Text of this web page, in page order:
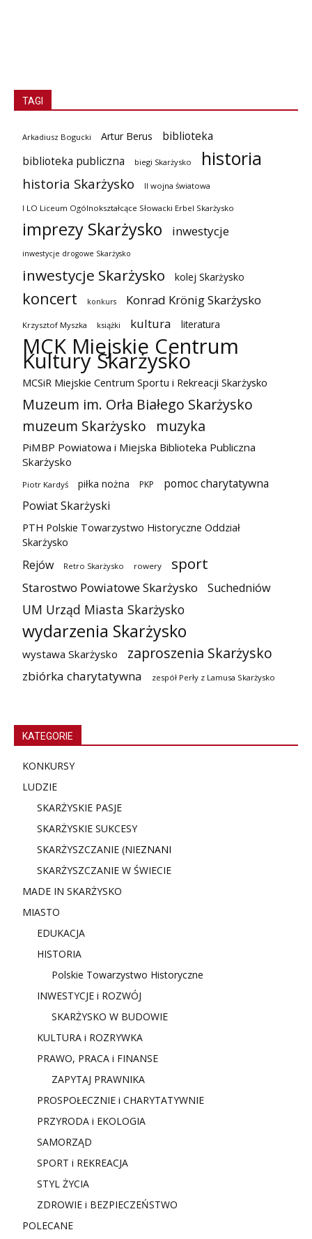
TAGI
Arkadiusz Bogucki Artur Berus
biblioteka
biblioteka publiczna
biegi Skarżysko historia
historia Skarżysko II wojna światowa
I LO Liceum Ogólnokształcące Słowacki Erbel Skarżysko
imprezy Skarżysko inwestycje
inwestycje drogowe Skarżysko
inwestycje Skarżysko kolej Skarżysko
koncert konkurs Konrad Krönig Skarżysko
Krzysztof Myszka książki kultura literatura
MCK Miejskie Centrum
Kultury Skarżysko
MCSiR Miejskie Centrum Sportu i Rekreacji Skarżysko
Muzeum im. Orła Białego Skarżysko
muzeum Skarżysko
muzyka
PiMBP Powiatowa i Miejska Biblioteka Publiczna
Skarżysko
Piotr Kardyś piłka nożna PKP
pomoc charytatywna
Powiat Skarżyski
PTH Polskie Towarzystwo Historyczne Oddział
Skarżysko
Rejów Retro Skarżysko rowery sport
Starostwo Powiatowe Skarżysko Suchedniów
UM Urząd Miasta Skarżysko
wydarzenia Skarżysko
wystawa Skarżysko zaproszenia Skarżysko
zbiórka charytatywna zespół Perły z Lamusa Skarżysko
KATEGORIE
KONKURSY
LUDZIE
SKARŻYSKIE PASJE
SKARŻYSKIE SUKCESY
SKARŻYSZCZANIE (NIEZNANI
SKARŻYSZCZANIE W ŚWIECIE
MADE IN SKARŻYSKO
MIASTO
EDUKACJA
HISTORIA
Polskie Towarzystwo Historyczne
INWESTYCJE i ROZWÓJ
SKARŻYSKO W BUDOWIE
KULTURA i ROZRYWKA
PRAWO, PRACA i FINANSE
ZAPYTAJ PRAWNIKA
PROSPOŁECZNIE i CHARYTATYWNIE
PRZYRODA i EKOLOGIA
SAMORZĄD
SPORT i REKREACJA
STYL ŻYCIA
ZDROWIE i BEZPIECZEŃSTWO
POLECANE